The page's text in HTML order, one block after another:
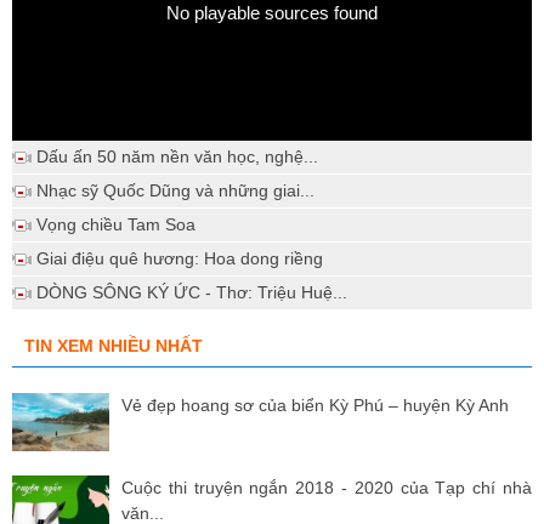
No playable sources found
Dấu ấn 50 năm nền văn học, nghệ...
Nhạc sỹ Quốc Dũng và những giai...
Vọng chiều Tam Soa
Giai điệu quê hương: Hoa dong riềng
DÒNG SÔNG KÝ ỨC - Thơ: Triệu Huệ...
TIN XEM NHIỀU NHẤT
Vẻ đẹp hoang sơ của biển Kỳ Phú – huyện Kỳ Anh
Cuộc thi truyện ngắn 2018 - 2020 của Tạp chí nhà
văn...